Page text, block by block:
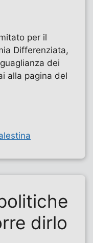
per il
Differenziata,
dei
alla pagina del
dirlo